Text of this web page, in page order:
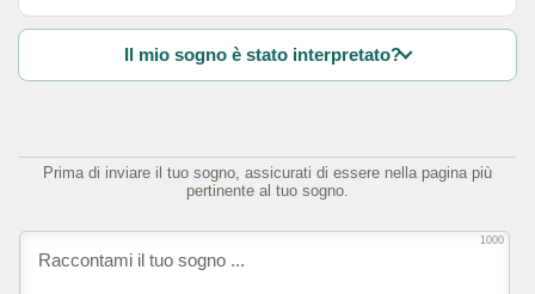
Il mio sogno è stato interpretato?
Prima di inviare il tuo sogno, assicurati di essere nella pagina più
pertinente al tuo sogno.
1000